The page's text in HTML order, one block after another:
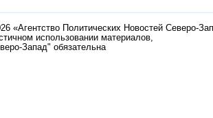
«Агентство Политических Новостей Северо-
использовании материалов,
Запад" обязательна